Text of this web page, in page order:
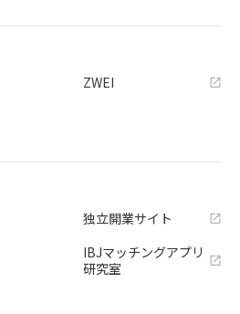
ZWEI
独立開業サイト
IBJマッチングアプリ
研究室